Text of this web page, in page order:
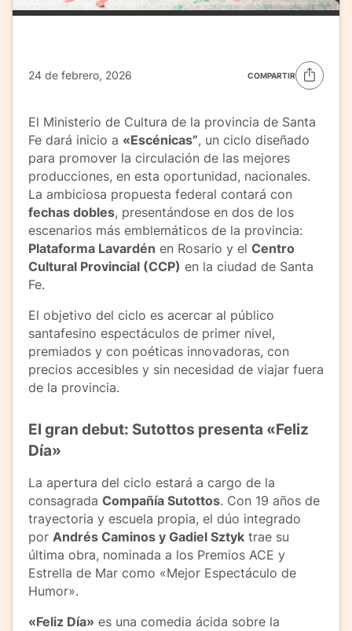
24 de febrero, 2026 COMPARTIR
El Ministerio de Cultura de la provincia de Santa
Fe dará inicio a «Escénicas”, un ciclo diseñado
para promover la circulación de las mejores
producciones, en esta oportunidad, nacionales.
La ambiciosa propuesta federal contará con
fechas dobles, presentándose en dos de los
escenarios más emblemáticos de la provincia:
Plataforma Lavardén en Rosario y el Centro
Cultural Provincial (CCP) en la ciudad de Santa
Fe.
El objetivo del ciclo es acercar al público
santafesino espectáculos de primer nivel,
premiados y con poéticas innovadoras, con
precios accesibles y sin necesidad de viajar fuera
de la provincia.
El gran debut: Sutottos presenta «Feliz
Día»
La apertura del ciclo estará a cargo de la
consagrada Compañía Sutottos. Con 19 años de
trayectoria y escuela propia, el dúo integrado
por Andrés Caminos y Gadiel Sztyk trae su
última obra, nominada a los Premios ACE y
Estrella de Mar como «Mejor Espectáculo de
Humor».
«Feliz Día» es una comedia ácida sobre la